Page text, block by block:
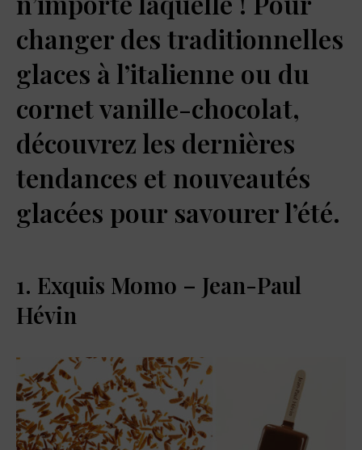
changer des traditionnelles
glaces à l’italienne ou du
cornet vanille-chocolat,
découvrez les dernières
tendances et nouveautés
glacées pour savourer l’été.
1. Exquis Momo – Jean-Paul
Hévin